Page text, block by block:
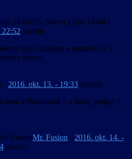
The Sweet Little 16-bit -
22:52 szerint:
kell valahogy a tesztelés és a
érnem.
- 2016. okt. 13. - 19:33 szerint:
nem a Wasteland 2 a titkor project ?
Mr. Fusion - 2016. okt. 14. -
szerint: